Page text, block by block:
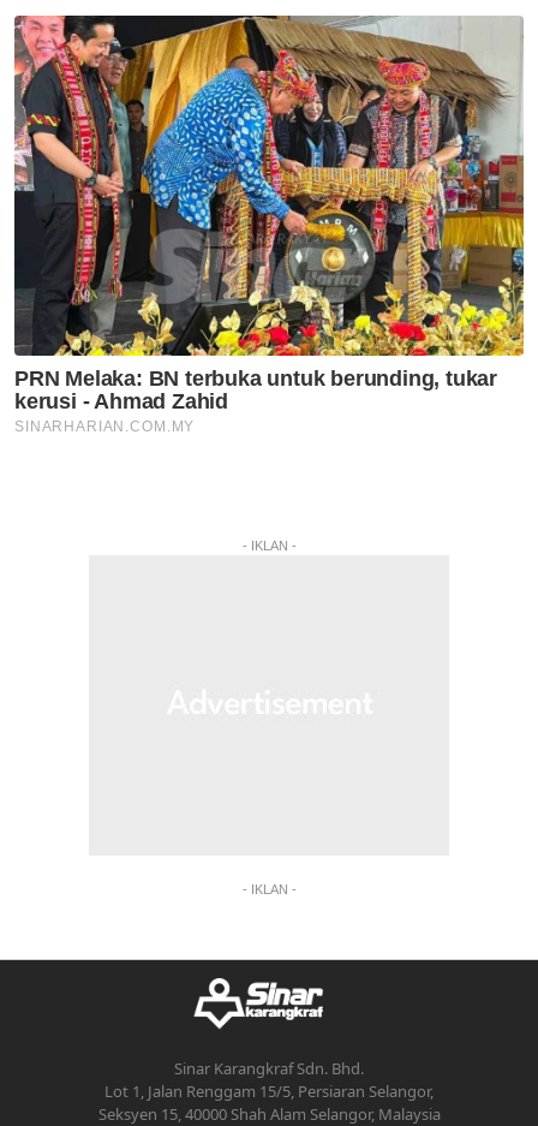
- IKLAN -
- IKLAN -
Sinar Karangkraf Sdn. Bhd.
Lot 1, Jalan Renggam 15/5, Persiaran Selangor,
Seksyen 15, 40000 Shah Alam Selangor, Malaysia